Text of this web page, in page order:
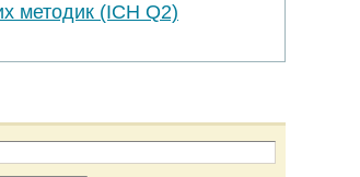
методик (ICH Q2)